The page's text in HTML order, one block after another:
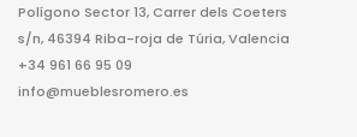
Polígono Sector 13, Carrer dels Coeters
s/n, 46394 Riba-roja de Túria, Valencia
+34 961 66 95 09
info@mueblesromero.es